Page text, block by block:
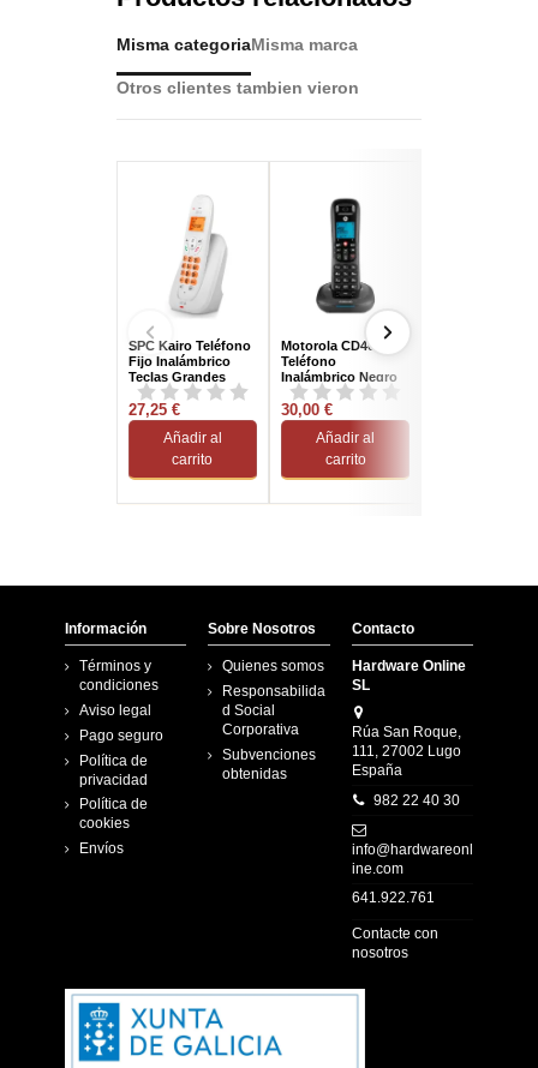
Misma categoriaMisma marca
Otros clientes tambien vieron
SPC Kairo Teléfono
Fijo Inalámbrico
Teclas Grandes
Blanco
27,25 €
Añadir al
carrito
Motorola CD4001
Teléfono
Inalámbrico Negro
30,00 €
Añadir al
carrito
Información
Términos y
condiciones
Aviso legal
Pago seguro
Política de
privacidad
Política de
cookies
Envíos
Sobre Nosotros
Quienes somos
Responsabilida
d Social
Corporativa
Subvenciones
obtenidas
Contacto
Hardware Online
SL
Rúa San Roque,
111, 27002 Lugo
España
982 22 40 30
info@hardwareonl
ine.com
641.922.761
Contacte con
nosotros